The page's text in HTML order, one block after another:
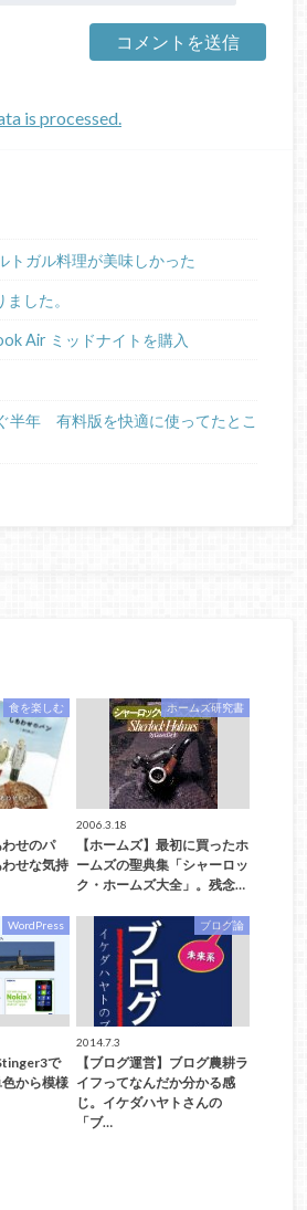
is processed.
トガル料理が美味しかった
した。
Air ミッドナイトを購入
半年 有料版を快適に使ってたとこ
食を楽しむ
わせのパ
せな気持
ホームズ研究書
2006.3.18
【ホームズ】最初に買ったホ
ームズの聖典集「シャーロッ
ク・ホームズ大全」。残念…
WordPress
で
から模様
ブログ論
2014.7.3
【ブログ運営】ブログ農耕ラ
イフってなんだか分かる感
じ。イケダハヤトさんの
「ブ…